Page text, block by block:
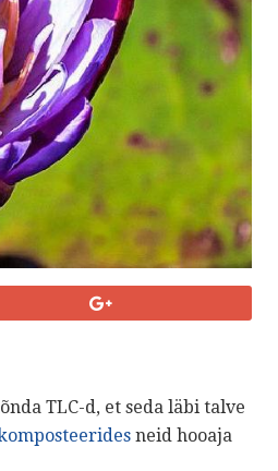
TLC-d, et seda läbi talve
neid hooaja